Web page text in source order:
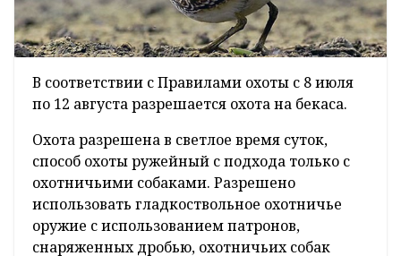
В соответствии с Правилами охоты с 8 июля
по 12 августа разрешается охота на бекаса.
Охота разрешена в светлое время суток,
способ охоты ружейный с подхода только с
охотничьими собаками. Разрешено
использовать гладкоствольное охотничье
оружие с использованием патронов,
снаряженных дробью, охотничьих собак